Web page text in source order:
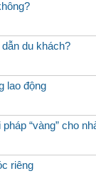
du khách?
lao động
“vàng” cho
riêng